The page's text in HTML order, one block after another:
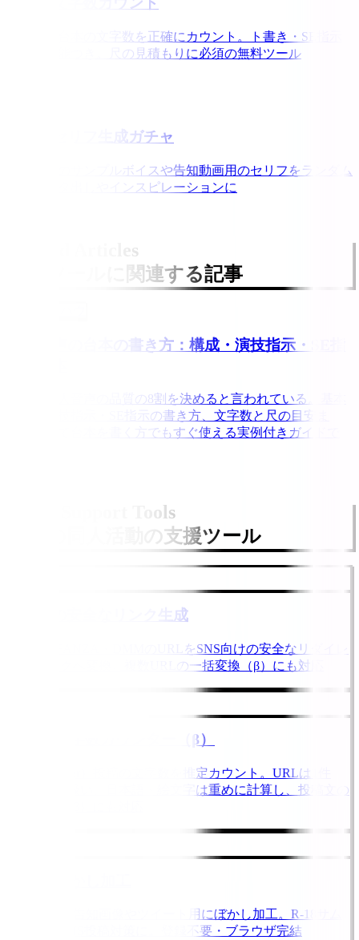
同人音声台本の文字数を正確にカウント。ト書き・SE指示
の除外機能つき。尺の見積もりに必須の無料ツール
台本・セリフ生成ガチャ
同人音声のサンプルボイスや告知動画用のセリフをランダム
生成。ネタ出しやインスピレーションに
Related Articles
このツールに関連する記事
同人音声の台本の書き方：構成・演技指示・SE指
台本が同人音声の品質の8割を決めると言われている。基本
構成・演技指示・SE指示の書き方、文字数と尺の目安ま
で、初めて台本を書く方でもすぐ使える実例付きガイドで
Other Support Tools
ほかの同人活動の支援ツール
DLsiteの安全なリンク生成
DLsite・FANZA・DMMのURLをSNS向けの安全なリダイレ
クトリンクへ変換。複数URLの一括変換（β）にも対応
X投稿 文字数カウンター（β）
X（旧Twitter）投稿の文字数を推定カウント。URLは1件
=23として扱い、日本語・絵文字は重めに計算し、投稿文の
同人音声の告知画像やツイート用にぼかし加工。R-18サム
ネイルのSNS投稿対策に。登録不要・ブラウザ完結